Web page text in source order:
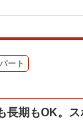
パート
期もOK。ス